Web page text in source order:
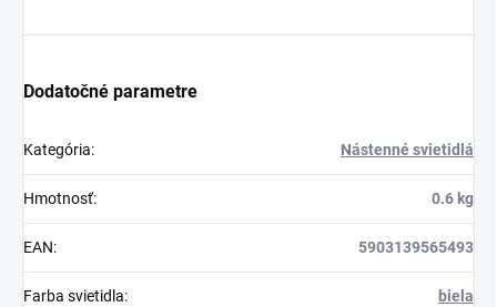
Dodatočné parametre
Kategória: Nástenné svietidlá
Hmotnosť: 0.6 kg
EAN: 5903139565493
Farba svietidla: biela